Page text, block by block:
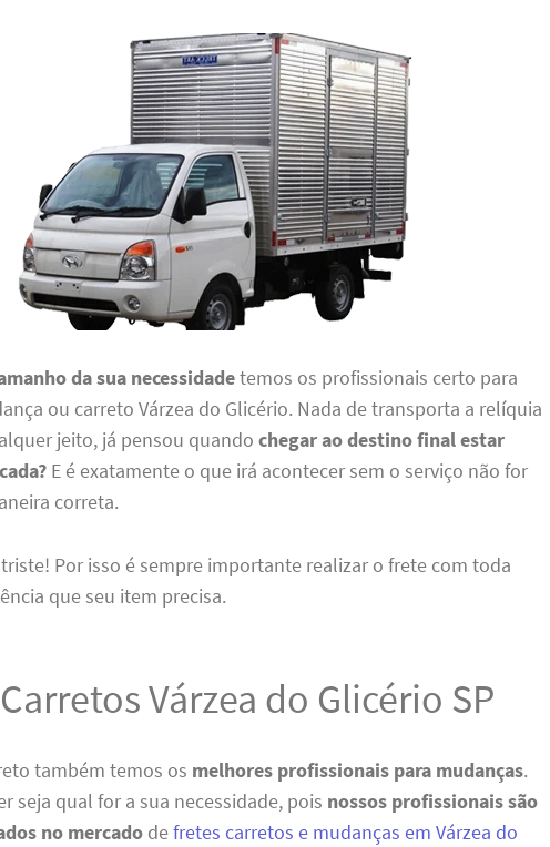
da sua necessidadetemos os profissionais certo para
ou carreto Várzea do Glicério. Nada de transporta a relíquia
jeito, já pensou quandochegar ao destino final estar
E é exatamente o que irá acontecer sem o serviço não for
correta.
Por isso é sempre importante realizar o frete com toda
que seu item precisa.
Várzea do Glicério SP
também temos os melhores profissionais para mudanças.
seja qual for a sua necessidade, pois nossos profissionais são
no mercado defretes carretos e mudanças em Várzea do